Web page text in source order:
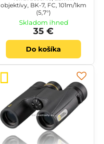
objektívy, BK-7, FC, 101m/1km
(5,7°)
Skladom ihneď
35 €
Do košíka